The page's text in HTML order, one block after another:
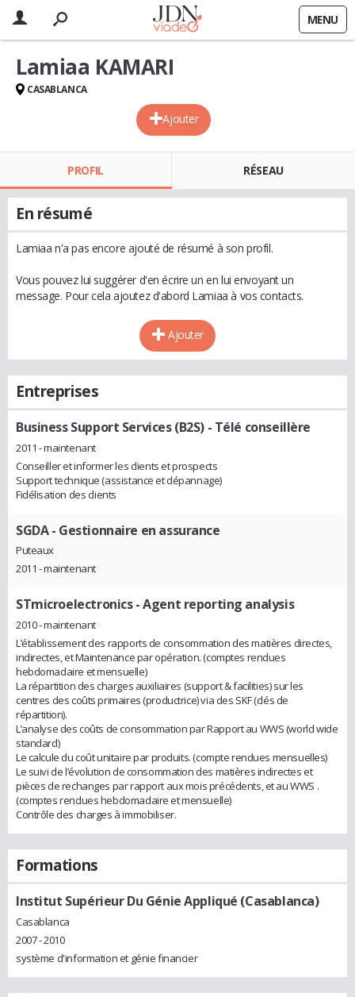
MENU
Ajouter
Lamiaa KAMARI
CASABLANCA
PROFIL RÉSEAU
En résumé
Lamiaa n'a pas encore ajouté de résumé à son profil.
Vous pouvez lui suggérer d'en écrire un en lui envoyant un
message. Pour cela ajoutez d'abord Lamiaa à vos contacts.
Ajouter
Entreprises
Business Support Services (B2S)- Télé conseillère
2011 - maintenant
Conseiller et informer les clients et prospects
Support technique (assistance et dépannage)
Fidélisation des clients
SGDA- Gestionnaire en assurance
Puteaux
2011 - maintenant
STmicroelectronics- Agent reporting analysis
2010 - maintenant
L’établissement des rapports de consommation des matières directes,
indirectes, et Maintenance par opération. (comptes rendues
hebdomadaire et mensuelle)
La répartition des charges auxiliaires (support & facilities) sur les
centres des coûts primaires (productrice) via des SKF (clés de
répartition).
L’analyse des coûts de consommation par Rapport au WWS (world wide
standard)
Le calcule du coût unitaire par produits. (compte rendues mensuelles)
Le suivi de l’évolution de consommation des matières indirectes et
pièces de rechanges par rapport aux mois précédents, et au WWS .
(comptes rendues hebdomadaire et mensuelle)
Contrôle des charges à immobiliser.
Formations
Institut Supérieur Du Génie Appliqué (Casablanca)
Casablanca
2007 - 2010
système d'information et génie financier